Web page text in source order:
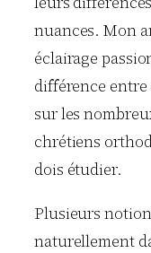
nuances. Mon
éclairage
différence
sur les
chrétiens
dois étudier.
Plusieurs
naturellement